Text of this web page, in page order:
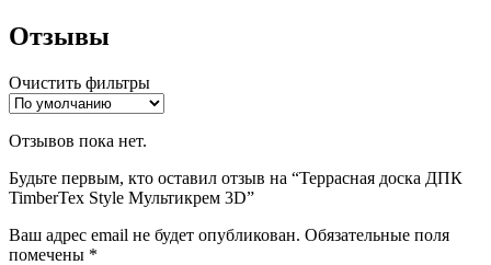
Отзывы
Очистить фильтры
Отзывов пока нет.
Будьте первым, кто оставил отзыв на “Террасная доска ДПК
TimberTex Style Мультикрем 3D”
Ваш адрес email не будет опубликован. Обязательные поля
помечены *